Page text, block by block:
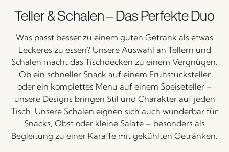
Teller &Schalen –DasPerfekteDuo
Was passt besser zu einem guten Getränk als etwas
Leckeres zu essen? Unsere Auswahl an Tellern und
Schalen macht das Tischdecken zu einem Vergnügen.
Ob ein schneller Snack auf einem Frühstücksteller
oder ein komplettes Menü auf einem Speiseteller –
unsere Designs bringen Stil und Charakter auf jeden
Tisch. Unsere Schalen eignen sich auch wunderbar für
Snacks, Obst oder kleine Salate – besonders als
Begleitung zu einer Karaffe mit gekühlten Getränken.